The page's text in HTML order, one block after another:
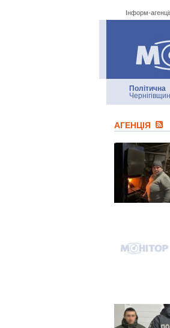
Інформ-
Політична
АГЕНЦIЯ